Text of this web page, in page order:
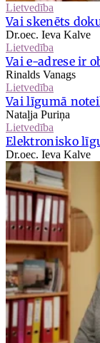
Lietvedība
Vai skenēts
Dr.oec. Ieva Kalve
Lietvedība
Vai e-adrese ir
Rinalds Vanags
Lietvedība
Vai līgumā
Nataļja Puriņa
Lietvedība
Elektronisko
Dr.oec. Ieva Kalve